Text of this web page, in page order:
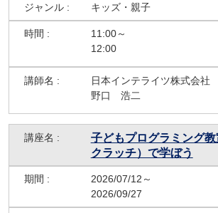
キッズ・親子
11:00～
12:00
日本インテライツ株式会社
野口 浩二
子どもプログラミング
クラッチ）で学ぼう
2026/07/12～
2026/09/27